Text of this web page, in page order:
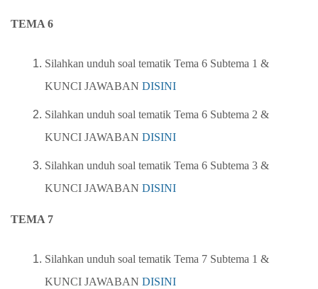
TEMA 6
Silahkan unduh soal tematik Tema 6 Subtema 1 &
KUNCI JAWABAN DISINI
Silahkan unduh soal tematik Tema 6 Subtema 2 &
KUNCI JAWABAN DISINI
Silahkan unduh soal tematik Tema 6 Subtema 3 &
KUNCI JAWABAN DISINI
TEMA 7
Silahkan unduh soal tematik Tema 7 Subtema 1 &
KUNCI JAWABAN DISINI